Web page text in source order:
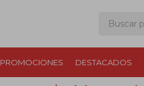
PROMOCIONES DESTACADOS